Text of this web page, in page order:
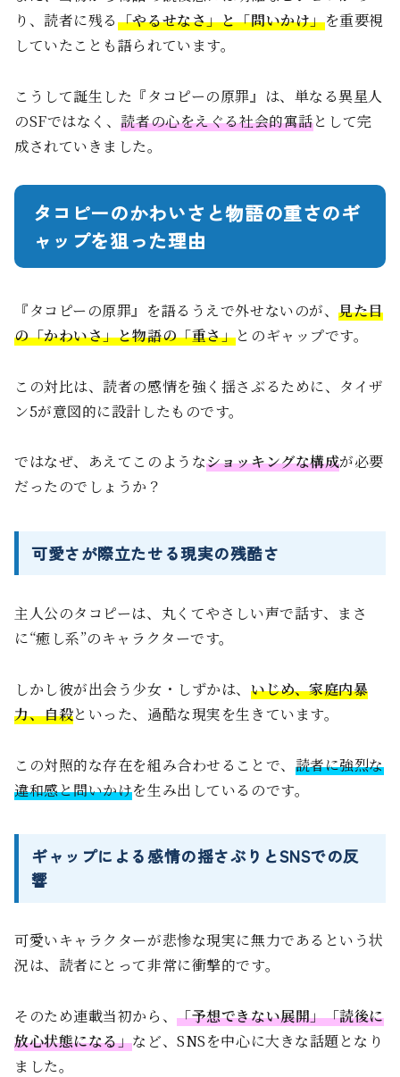
り、読者に残る「やるせなさ」と「問いかけ」を重要視
していたことも語られています。
こうして誕生した『タコピーの原罪』は、単なる異星人
のSFではなく、読者の心をえぐる社会的寓話として完
成されていきました。
タコピーのかわいさと物語の重さのギ
ャップを狙った理由
『タコピーの原罪』を語るうえで外せないのが、見た目
の「かわいさ」と物語の「重さ」とのギャップです。
この対比は、読者の感情を強く揺さぶるために、タイザ
ン5が意図的に設計したものです。
ではなぜ、あえてこのようなショッキングな構成が必要
だったのでしょうか？
可愛さが際立たせる現実の残酷さ
主人公のタコピーは、丸くてやさしい声で話す、まさ
に“癒し系”のキャラクターです。
しかし彼が出会う少女・しずかは、 いじめ、家庭内暴
力、自殺といった、過酷な現実を生きています。
この対照的な存在を組み合わせることで、 読者に強烈な
違和感と問いかけを生み出しているのです。
ギャップによる感情の揺さぶりとSNSでの反
響
可愛いキャラクターが悲惨な現実に無力であるという状
況は、読者にとって非常に衝撃的です。
そのため連載当初から、「予想できない展開」「読後に
放心状態になる」など、SNSを中心に大きな話題となり
ました。